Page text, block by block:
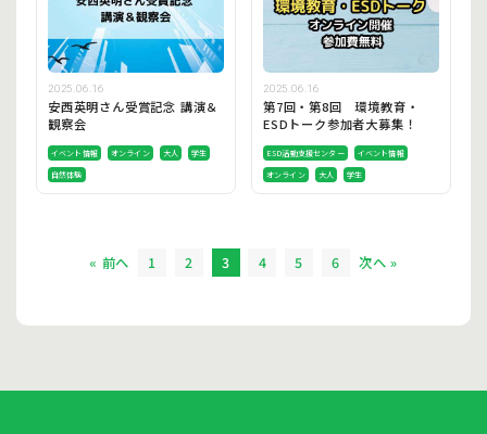
2025.06.16
安西英明さん受賞記念 講演＆
観察会
イベント情報 オンライン 大人
学生
自然体験
2025.06.16
第7回・第8回 環境教育・
ESDトーク参加者大募集！
ESD活動支援センター
イベント情報
オンライン
大人 学生
« 前へ 1 2 3 4 5 6 次へ »